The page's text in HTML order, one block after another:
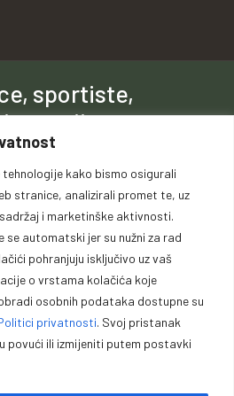
kako bismo osigurali
stranice, analizirali promet te, uz
i marketinške aktivnosti.
se automatski jer su nužni za rad
pohranjuju isključivo uz vaš
o vrstama kolačića koje
osobnih podataka dostupne su
privatnosti. Svoj pristanak
povući ili izmijeniti putem postavki
sportiste,
entuzijaste.
profesionalce i entuzijaste. U
oružje, municiju i prateću
aktivnosti.
privatnosti
Opći uvjeti poslovanja